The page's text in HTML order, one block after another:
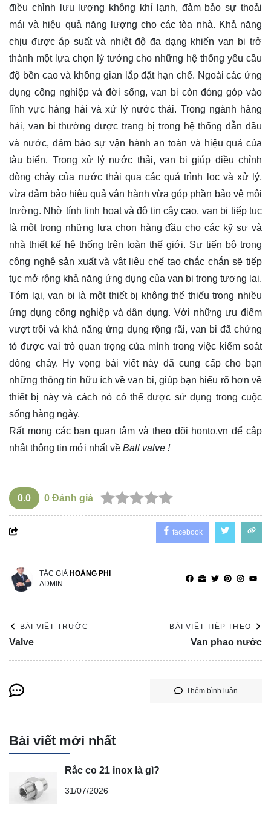
điều chỉnh lưu lượng không khí lạnh, đảm bảo sự thoải
mái và hiệu quả năng lượng cho các tòa nhà. Khả năng
chịu được áp suất và nhiệt độ đa dạng khiến van bi trở
thành một lựa chọn lý tưởng cho những hệ thống yêu cầu
độ bền cao và không gian lắp đặt hạn chế. Ngoài các ứng
dụng công nghiệp và đời sống, van bi còn đóng góp vào
lĩnh vực hàng hải và xử lý nước thải. Trong ngành hàng
hải, van bi thường được trang bị trong hệ thống dẫn dầu
và nước, đảm bảo sự vận hành an toàn và hiệu quả của
tàu biển. Trong xử lý nước thải, van bi giúp điều chỉnh
dòng chảy của nước thải qua các quá trình lọc và xử lý,
vừa đảm bảo hiệu quả vận hành vừa góp phần bảo vệ môi
trường. Nhờ tính linh hoạt và độ tin cậy cao, van bi tiếp tục
là một trong những lựa chọn hàng đầu cho các kỹ sư và
nhà thiết kế hệ thống trên toàn thế giới. Sự tiến bộ trong
công nghệ sản xuất và vật liệu chế tạo chắc chắn sẽ tiếp
tục mở rộng khả năng ứng dụng của van bi trong tương lai.
Tóm lại, van bi là một thiết bị không thể thiếu trong nhiều
ứng dụng công nghiệp và dân dụng. Với những ưu điểm
vượt trội và khả năng ứng dụng rộng rãi, van bi đã chứng
tỏ được vai trò quan trọng của mình trong việc kiểm soát
dòng chảy. Hy vọng bài viết này đã cung cấp cho bạn
những thông tin hữu ích về van bi, giúp bạn hiểu rõ hơn về
thiết bị này và cách nó có thể được sử dụng trong cuộc
sống hàng ngày.
Rất mong các bạn quan tâm và theo dõi honto.vn để cập
nhật thông tin mới nhất về Ball valve !
0.0 0 Đánh giá
facebook
TÁC GIẢ HOÀNG PHI
ADMIN
BÀI VIẾT TRƯỚC
Valve
BÀI VIẾT TIẾP THEO
Van phao nước
Thêm bình luận
Bài viết mới nhất
Rắc co 21 inox là gì?
31/07/2026